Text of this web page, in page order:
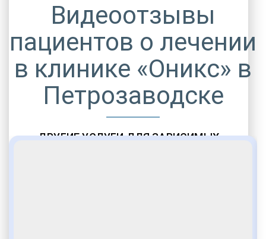
ДРУГИЕ УСЛУГИ ДЛЯ ЗАВИСИМЫХ
Видеоотзывы
пациентов о лечении
в клинике «Оникс» в
Петрозаводске